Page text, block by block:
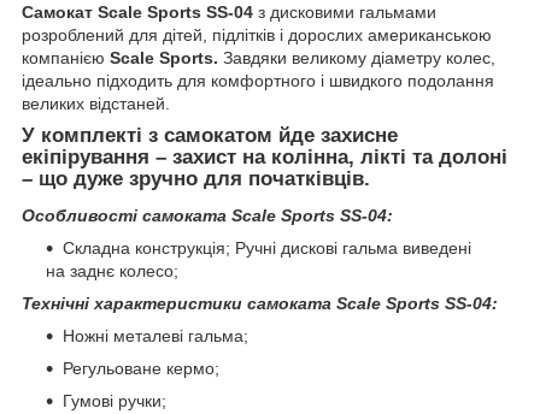
Самокат Scale Sports SS-04 з дисковими гальмами
розроблений для дітей, підлітків і дорослих американською
компанією Scale Sports. Завдяки великому діаметру колес,
ідеально підходить для комфортного і швидкого подолання
великих відстаней.
У комплекті з самокатом йде захисне
екіпірування – захист на колінна, лікті та долоні
– що дуже зручно для початківців.
Особливості самоката Scale Sports SS-04:
Складна конструкція; Ручні дискові гальма виведені
на заднє колесо;
Технічні характеристики самоката Scale Sports SS-04:
Ножні металеві гальма;
Регульоване кермо;
Гумові ручки;